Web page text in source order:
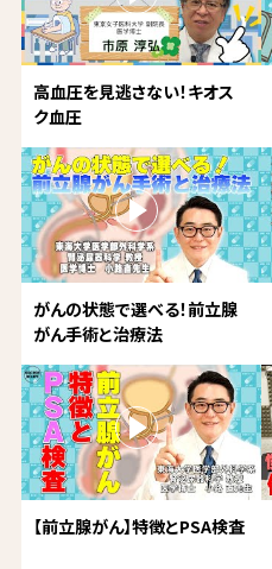
高血圧を見逃さない！キオス
ク血圧
がんの状態で選べる！前立腺
がん手術と治療法
【前立腺がん】特徴とPSA検査